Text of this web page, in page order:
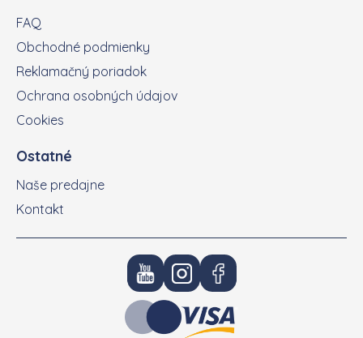
FAQ
Obchodné podmienky
Reklamačný poriadok
Ochrana osobných údajov
Cookies
Ostatné
Naše predajne
Kontakt